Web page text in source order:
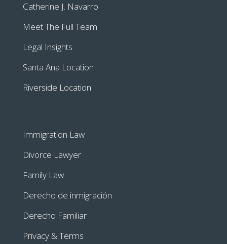
Catherine J. Navarro
Meet The Full Team
Legal Insights
Santa Ana Location
Riverside Location
Immigration Law
Divorce Lawyer
Family Law
Derecho de inmigración
Derecho Familiar
Privacy & Terms